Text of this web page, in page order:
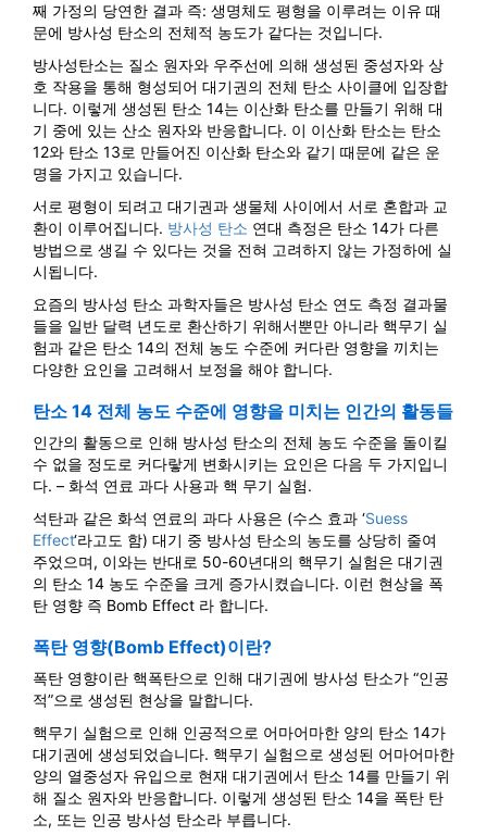
째 가정의 당연한 결과 즉: 생명체도 평형을 이루려는 이유 때
문에 방사성 탄소의 전체적 농도가 같다는 것입니다.
방사성탄소는 질소 원자와 우주선에 의해 생성된 중성자와 상
호 작용을 통해 형성되어 대기권의 전체 탄소 사이클에 입장합
니다. 이렇게 생성된 탄소 14는 이산화 탄소를 만들기 위해 대
기 중에 있는 산소 원자와 반응합니다. 이 이산화 탄소는 탄소
12와 탄소 13로 만들어진 이산화 탄소와 같기 때문에 같은 운
명을 가지고 있습니다.
서로 평형이 되려고 대기권과 생물체 사이에서 서로 혼합과 교
환이 이루어집니다. 방사성 탄소 연대 측정은 탄소 14가 다른
방법으로 생길 수 있다는 것을 전혀 고려하지 않는 가정하에 실
시됩니다.
요즘의 방사성 탄소 과학자들은 방사성 탄소 연도 측정 결과물
들을 일반 달력 년도로 환산하기 위해서뿐만 아니라 핵무기 실
험과 같은 탄소 14의 전체 농도 수준에 커다란 영향을 끼치는
다양한 요인을 고려해서 보정을 해야 합니다.
탄소 14 전체 농도 수준에 영향을 미치는 인간의 활동들
인간의 활동으로 인해 방사성 탄소의 전체 농도 수준을 돌이킬
수 없을 정도로 커다랗게 변화시키는 요인은 다음 두 가지입니
다. – 화석 연료 과다 사용과 핵 무기 실험.
석탄과 같은 화석 연료의 과다 사용은 (수스 효과 ‘Suess
Effect‘라고도 함) 대기 중 방사성 탄소의 농도를 상당히 줄여
주었으며, 이와는 반대로 50-60년대의 핵무기 실험은 대기권
의 탄소 14 농도 수준을 크게 증가시켰습니다. 이런 현상을 폭
탄 영향 즉 Bomb Effect 라 합니다.
폭탄 영향(Bomb Effect)이란?
폭탄 영향이란 핵폭탄으로 인해 대기권에 방사성 탄소가 “인공
적”으로 생성된 현상을 말합니다.
핵무기 실험으로 인해 인공적으로 어마어마한 양의 탄소 14가
대기권에 생성되었습니다. 핵무기 실험으로 생성된 어마어마한
양의 열중성자 유입으로 현재 대기권에서 탄소 14를 만들기 위
해 질소 원자와 반응합니다. 이렇게 생성된 탄소 14을 폭탄 탄
소, 또는 인공 방사성 탄소라 부릅니다.